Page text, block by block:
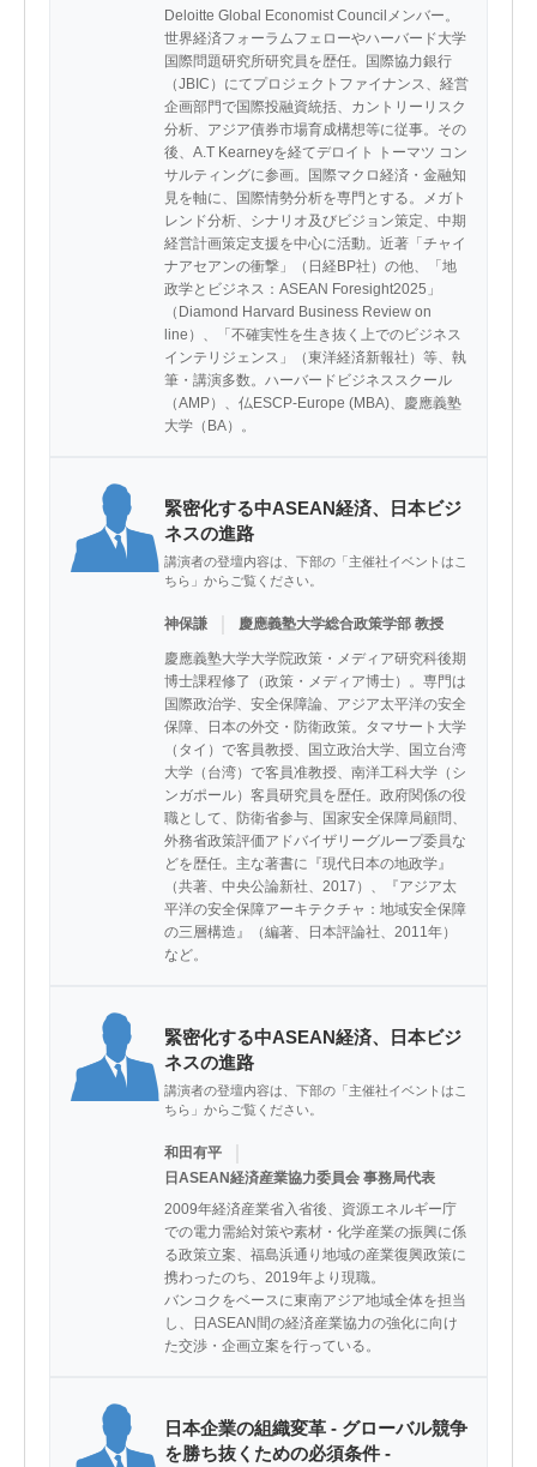
Deloitte Global Economist Councilメンバー。
世界経済フォーラムフェローやハーバード大学
国際問題研究所研究員を歴任。国際協力銀行
（JBIC）にてプロジェクトファイナンス、経営
企画部門で国際投融資統括、カントリーリスク
分析、アジア債券市場育成構想等に従事。その
後、A.T Kearneyを経てデロイト トーマツ コン
サルティングに参画。国際マクロ経済・金融知
見を軸に、国際情勢分析を専門とする。メガト
レンド分析、シナリオ及びビジョン策定、中期
経営計画策定支援を中心に活動。近著「チャイ
ナアセアンの衝撃」（日経BP社）の他、「地
政学とビジネス：ASEAN Foresight2025」
（Diamond Harvard Business Review on
line）、「不確実性を生き抜く上でのビジネス
インテリジェンス」（東洋経済新報社）等、執
筆・講演多数。ハーバードビジネススクール
（AMP）、仏ESCP-Europe (MBA)、慶應義塾
大学（BA）。
緊密化する中ASEAN経済、日本ビジ
ネスの進路
講演者の登壇内容は、下部の「主催社イベントはこ
ちら」からご覧ください。
神保謙 慶應義塾大学総合政策学部 教授
慶應義塾大学大学院政策・メディア研究科後期
博士課程修了（政策・メディア博士）。専門は
国際政治学、安全保障論、アジア太平洋の安全
保障、日本の外交・防衛政策。タマサート大学
（タイ）で客員教授、国立政治大学、国立台湾
大学（台湾）で客員准教授、南洋工科大学（シ
ンガポール）客員研究員を歴任。政府関係の役
職として、防衛省参与、国家安全保障局顧問、
外務省政策評価アドバイザリーグループ委員な
どを歴任。主な著書に『現代日本の地政学』
（共著、中央公論新社、2017）、『アジア太
平洋の安全保障アーキテクチャ：地域安全保障
の三層構造』（編著、日本評論社、2011年）
など。
緊密化する中ASEAN経済、日本ビジ
ネスの進路
講演者の登壇内容は、下部の「主催社イベントはこ
ちら」からご覧ください。
和田有平
日ASEAN経済産業協力委員会 事務局代表
2009年経済産業省入省後、資源エネルギー庁
での電力需給対策や素材・化学産業の振興に係
る政策立案、福島浜通り地域の産業復興政策に
携わったのち、2019年より現職。
バンコクをベースに東南アジア地域全体を担当
し、日ASEAN間の経済産業協力の強化に向け
た交渉・企画立案を行っている。
日本企業の組織変革 - グローバル競争
を勝ち抜くための必須条件 -